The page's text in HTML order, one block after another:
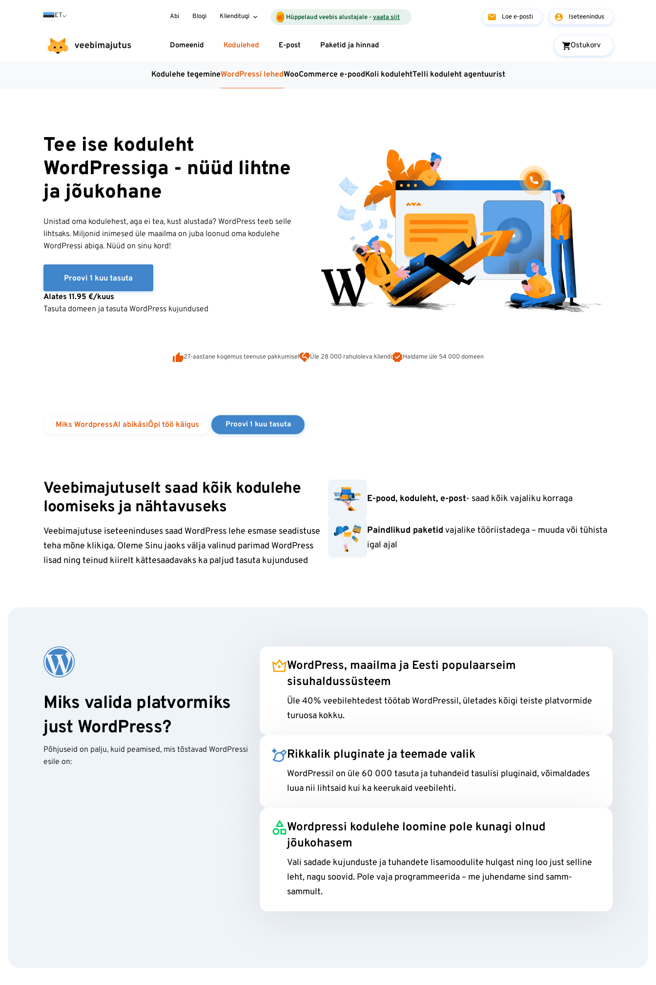
ET Abi Blogi Klienditugi Hüppelaud veebis alustajale -vaata siit Loe e-posti Iseteenindus
Domeenid Kodulehed E-post Paketid ja hinnad Ostukorv
Kodulehe tegemineWordPressi lehedWooCommerce e-poodKoli kodulehtTelli koduleht agentuurist
Tee ise koduleht
WordPressiga - nüüd lihtne
ja jõukohane
Unistad oma kodulehest, aga ei tea, kust alustada? WordPress teeb selle
lihtsaks. Miljonid inimesed üle maailma on juba loonud oma kodulehe
WordPressi abiga. Nüüd on sinu kord!
Proovi 1 kuu tasuta
Alates 11.95 €/kuus
Tasuta domeen ja tasuta WordPress kujundused
27-aastane kogemus teenuse pakkumisel Üle 28 000 rahuloleva kliendi Haldame üle 54 000 domeen
Miks WordpressAI abikäsiÕpi töö käigus Proovi 1 kuu tasuta
Veebimajutuselt saad kõik kodulehe
loomiseks ja nähtavuseks
Veebimajutuse iseteeninduses saad WordPress lehe esmase seadistuse
teha mõne klikiga. Oleme Sinu jaoks välja valinud parimad WordPress
lisad ning teinud kiirelt kättesaadavaks ka paljud tasuta kujundused
E-pood, koduleht, e-post- saad kõik vajaliku korraga
Paindlikud paketid vajalike tööriistadega – muuda või tühista
igal ajal
Miks valida platvormiks
just WordPress?
Põhjuseid on palju, kuid peamised, mis tõstavad WordPressi
esile on:
WordPress, maailma ja Eesti populaarseim
sisuhaldussüsteem
Üle 40% veebilehtedest töötab WordPressil, ületades kõigi teiste platvormide
turuosa kokku.
Rikkalik pluginate ja teemade valik
WordPressil on üle 60 000 tasuta ja tuhandeid tasulisi pluginaid, võimaldades
luua nii lihtsaid kui ka keerukaid veebilehti.
Wordpressi kodulehe loomine pole kunagi olnud
jõukohasem
Vali sadade kujunduste ja tuhandete lisamoodulite hulgast ning loo just selline
leht, nagu soovid. Pole vaja programmeerida – me juhendame sind samm-
sammult.